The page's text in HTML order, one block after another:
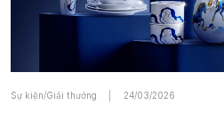
Sự kiện/Giải thưởng 24/03/2026